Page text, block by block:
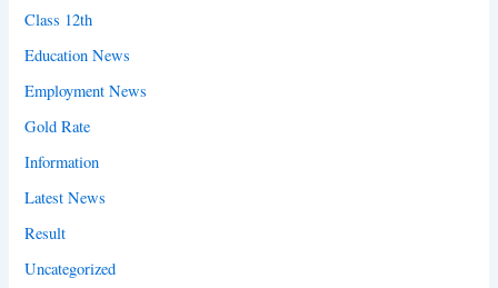
Class 12th
Education News
Employment News
Gold Rate
Information
Latest News
Result
Uncategorized